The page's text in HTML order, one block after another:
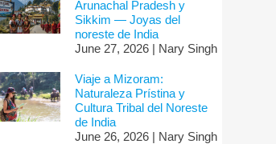
Arunachal Pradesh y
Sikkim — Joyas del
noreste de India
June 27, 2026 | Nary Singh
Viaje a Mizoram:
Naturaleza Prístina y
Cultura Tribal del Noreste
de India
June 26, 2026 | Nary Singh